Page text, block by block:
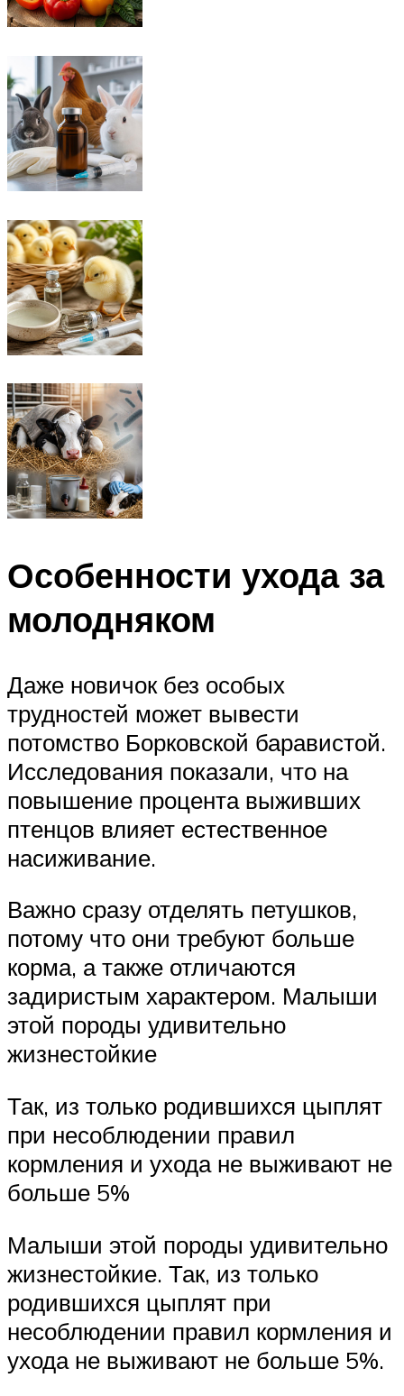
Особенности ухода за
молодняком
Даже новичок без особых
трудностей может вывести
потомство Борковской баравистой.
Исследования показали, что на
повышение процента выживших
птенцов влияет естественное
насиживание.
Важно сразу отделять петушков,
потому что они требуют больше
корма, а также отличаются
задиристым характером. Малыши
этой породы удивительно
жизнестойкие
Так, из только родившихся цыплят
при несоблюдении правил
кормления и ухода не выживают не
больше 5%
Малыши этой породы удивительно
жизнестойкие. Так, из только
родившихся цыплят при
несоблюдении правил кормления и
ухода не выживают не больше 5%.